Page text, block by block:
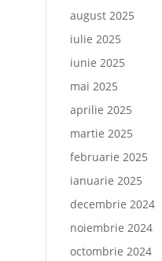
august 2025
iulie 2025
iunie 2025
mai 2025
aprilie 2025
martie 2025
februarie 2025
ianuarie 2025
decembrie 2024
noiembrie 2024
octombrie 2024